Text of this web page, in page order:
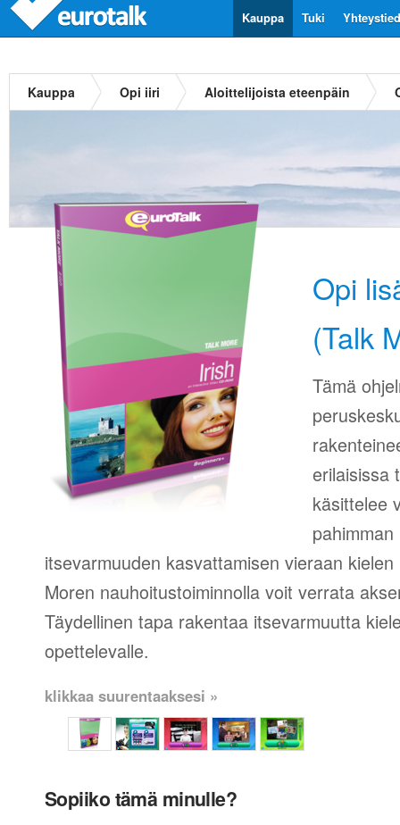
Tuki
Kauppa
Kauppa Opi iiri Aloittelijoista eteenpäin
Opi
(Talk
Tämä
erilaisissa
käsittelee
itsevarmuuden kasvattamisen vieraan
Moren nauhoitustoiminnolla voit verrata
Täydellinen tapa rakentaa itsevarmuutta
opettelevalle.
klikkaa suurentaaksesi »
Sopiiko tämä minulle?